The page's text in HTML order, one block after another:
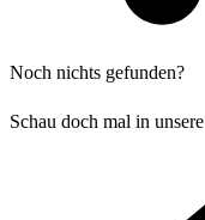
Noch nichts gefunden?
Schau doch mal in unsere